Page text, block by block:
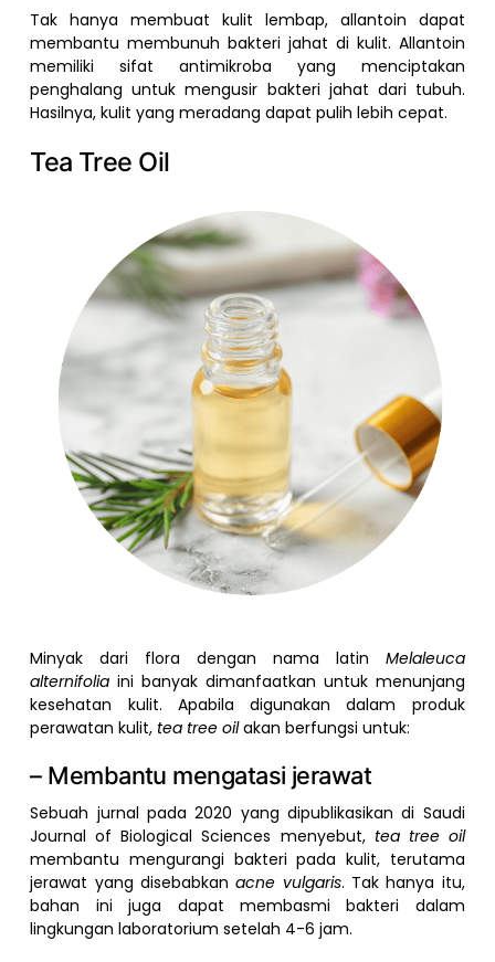
Tak hanya membuat kulit lembap, allantoin dapat
membantu membunuh bakteri jahat di kulit. Allantoin
memiliki sifat antimikroba yang menciptakan
penghalang untuk mengusir bakteri jahat dari tubuh.
Hasilnya, kulit yang meradang dapat pulih lebih cepat.
Tea Tree Oil
Minyak dari flora dengan nama latin Melaleuca
alternifoliaini banyak dimanfaatkan untuk menunjang
kesehatan kulit. Apabila digunakan dalam produk
perawatan kulit, tea tree oilakan berfungsi untuk:
– Membantu mengatasi jerawat
Sebuah jurnal pada 2020 yang dipublikasikan di Saudi
Journal of Biological Sciences menyebut, tea tree oil
membantu mengurangi bakteri pada kulit, terutama
jerawat yang disebabkanacne vulgaris. Tak hanya itu,
bahan ini juga dapat membasmi bakteri dalam
lingkungan laboratorium setelah 4-6 jam.